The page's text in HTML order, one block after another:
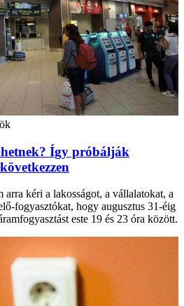
Így próbálják
kéri a lakosságot, a vállalatokat, a
fogyasztókat, hogy augusztus 31-éig
este 19 és 23 óra között.